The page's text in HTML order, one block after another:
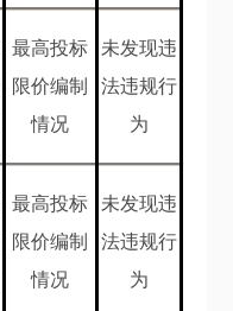
最高投标
限价编制
情况
未发现违
法违规行
为
最高投标
限价编制
情况
未发现违
法违规行
为